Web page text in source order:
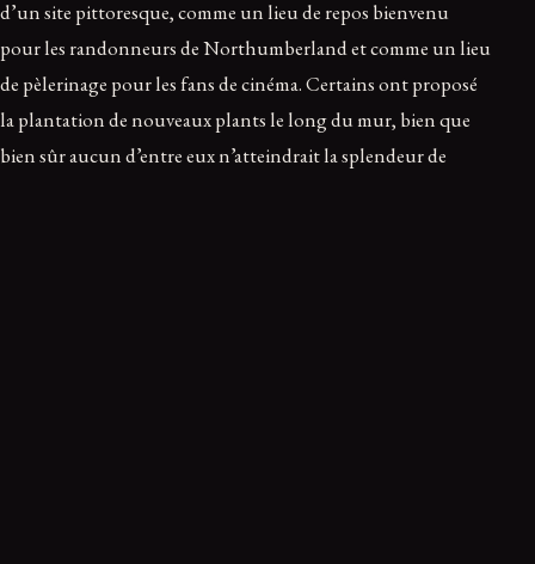
d’un site pittoresque, comme un lieu de repos bienvenu
pour les randonneurs de Northumberland et comme un lieu
de pèlerinage pour les fans de cinéma. Certains ont proposé
la plantation de nouveaux plants le long du mur, bien que
bien sûr aucun d’entre eux n’atteindrait la splendeur de